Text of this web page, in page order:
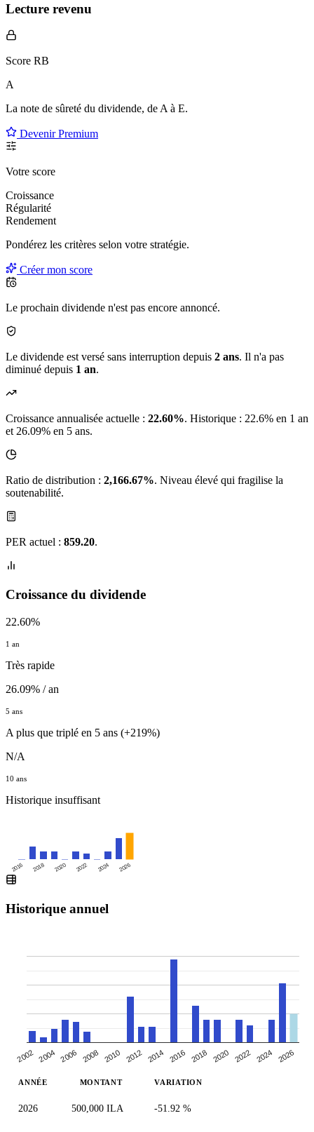
Lecture revenu
Score RB
A
La note de sûreté du dividende, de A à E.
Devenir Premium
Votre score
Croissance
Régularité
Rendement
Pondérez les critères selon votre stratégie.
Créer mon score
Le prochain dividende n'est pas encore annoncé.
Le dividende est versé sans interruption depuis 2 ans. Il n'a pas
diminué depuis 1 an.
Croissance annualisée actuelle : 22.60%. Historique : 22.6% en 1 an
et 26.09% en 5 ans.
Ratio de distribution : 2,166.67%. Niveau élevé qui fragilise la
soutenabilité.
PER actuel : 859.20.
Croissance du dividende
22.60%
1 an
Très rapide
26.09% / an
5 ans
A plus que triplé en 5 ans (+219%)
N/A
10 ans
Historique insuffisant
2016 2018 2020 2022 2024 2026
Historique annuel
2002 2004 2006 2008 2010 2012 2014 2016 2018 2020 2022 2024 2026
ANNÉE MONTANT VARIATION
2026 500,000 ILA -51.92 %